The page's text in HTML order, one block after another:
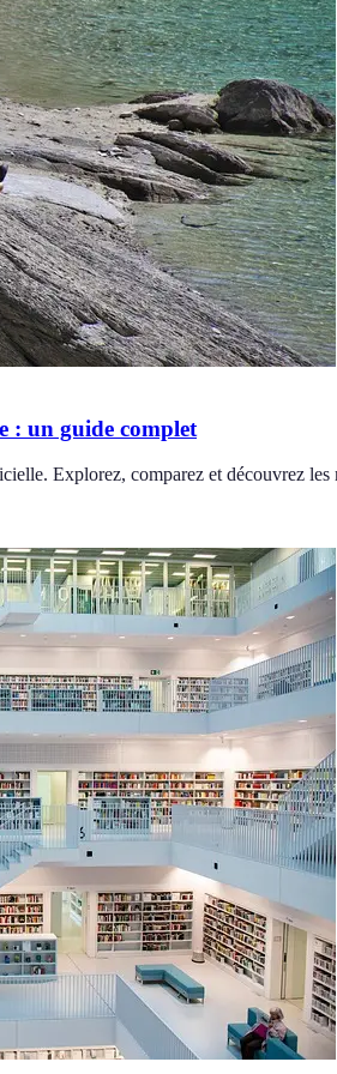
: un guide complet
Explorez, comparez et découvrez